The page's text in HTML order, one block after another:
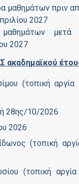
μαθημάτων πριν
2027
μετά
2027
ακαδημαϊκού
(τοπική
28ης/10/2026
2026
(τοπική
(τοπική